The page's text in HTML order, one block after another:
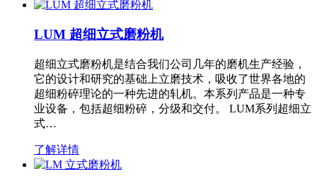
LUM 超细立式磨粉机
超细立式磨粉机是结合我们公司几年的磨机生产经验，
它的设计和研究的基础上立磨技术，吸收了世界各地的
超细粉碎理论的一种先进的轧机。本系列产品是一种专
业设备，包括超细粉碎，分级和交付。 LUM系列超细立
式…
了解详情